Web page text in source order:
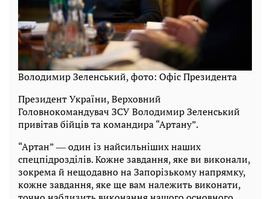
Володимир Зеленський, фото: Офіс Президента
Президент України, Верховний
Головнокомандувач ЗСУ Володимир Зеленський
привітав бійців та командира “Артану”.
“Артан” ― один із найсильніших наших
спецпідрозділів. Кожне завдання, яке ви виконали,
зокрема й нещодавно на Запорізькому напрямку,
кожне завдання, яке ще вам належить виконати,